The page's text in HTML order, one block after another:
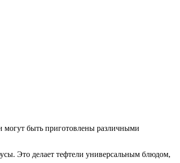
быть приготовлены различными
Это делает тефтели универсальным блюдом,